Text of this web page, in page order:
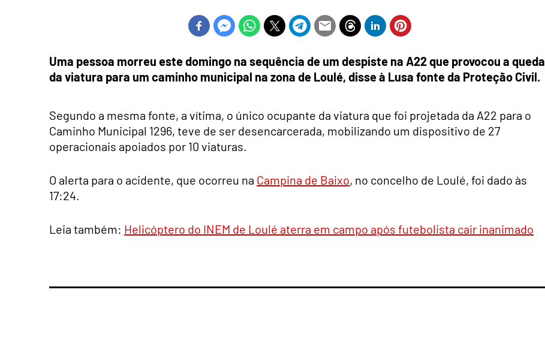
Uma pessoa morreu este domingo na sequência de um despiste na A22 que provocou a queda
da viatura para um caminho municipal na zona de Loulé, disse à Lusa fonte da Proteção Civil.
Segundo a mesma fonte, a vítima, o único ocupante da viatura que foi projetada da A22 para o
Caminho Municipal 1296, teve de ser desencarcerada, mobilizando um dispositivo de 27
operacionais apoiados por 10 viaturas.
O alerta para o acidente, que ocorreu na Campina de Baixo, no concelho de Loulé, foi dado às
17:24.
Leia também: Helicóptero do INEM de Loulé aterra em campo após futebolista cair inanimado